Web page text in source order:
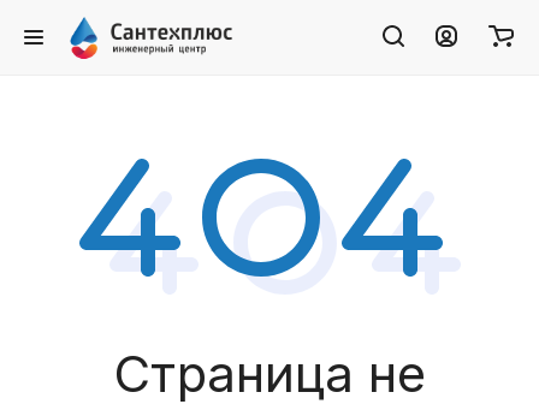
Страница не